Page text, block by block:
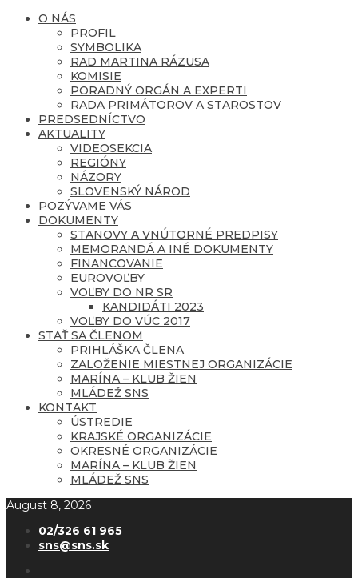
O NÁS
PROFIL
SYMBOLIKA
RAD MARTINA RÁZUSA
KOMISIE
PORADNÝ ORGÁN A EXPERTI
RADA PRIMÁTOROV A STAROSTOV
PREDSEDNÍCTVO
AKTUALITY
VIDEOSEKCIA
REGIÓNY
NÁZORY
SLOVENSKÝ NÁROD
POZÝVAME VÁS
DOKUMENTY
STANOVY A VNÚTORNÉ PREDPISY
MEMORANDÁ A INÉ DOKUMENTY
FINANCOVANIE
EUROVOĽBY
VOĽBY DO NR SR
KANDIDÁTI 2023
VOĽBY DO VÚC 2017
STAŤ SA ČLENOM
PRIHLÁŠKA ČLENA
ZALOŽENIE MIESTNEJ ORGANIZÁCIE
MARÍNA – KLUB ŽIEN
MLÁDEŽ SNS
KONTAKT
ÚSTREDIE
KRAJSKÉ ORGANIZÁCIE
OKRESNÉ ORGANIZÁCIE
MARÍNA – KLUB ŽIEN
MLÁDEŽ SNS
August 8, 2026
02/326 61 965
sns@sns.sk